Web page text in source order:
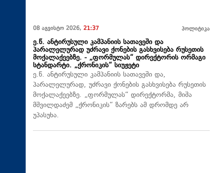
08 აგვისტო 2026, 21:37 პოლიტიკა
ე.წ. ანტირუსული კამპანიის სათავეში და
პარალელურად უძრავი ქონების გასხვისება რუსეთის
მოქალაქეებზე. - „ფორმულას“ დირექტორის ორმაგი
სტანდარტი. „ქრონიკის“ სიუჟეტი
ე.წ. ანტირუსული კამპანიის სათავეში და,
პარალელურად, უძრავი ქონების გასხვისება რუსეთის
მოქალაქეებზე. „ფორმულას“ დირექტორმა, მიშა
მშვილდაძემ „ქრონიკის“ ზარებს ამ დრომდე არ
უპასუხა.